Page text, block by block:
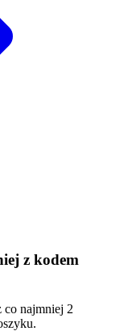
z kodem
co najmniej 2